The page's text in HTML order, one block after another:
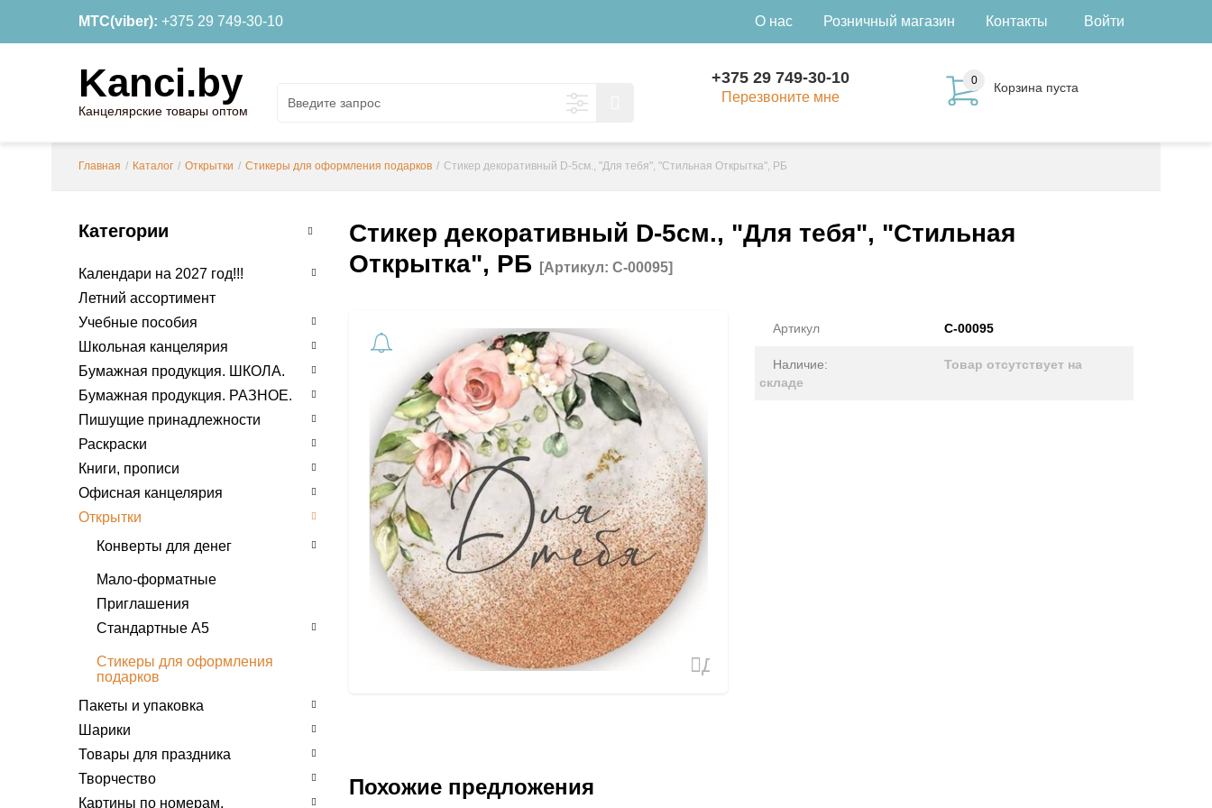
МТС(viber): +375 29 749-30-10 Войти
О нас Розничный магазин Контакты
Kanci.by
Канцелярские товары оптом
0 Корзина пуста
+375 29 749-30-10
Перезвоните мне
Главная / Каталог / Открытки / Стикеры для оформления подарков / Стикер декоративный D-5см., "Для тебя", "Стильная Открытка", РБ
Категории
Календари на 2027 год!!!
Летний ассортимент
Учебные пособия
Школьная канцелярия
Бумажная продукция. ШКОЛА.
Бумажная продукция. РАЗНОЕ.
Пишущие принадлежности
Раскраски
Книги, прописи
Офисная канцелярия
Открытки
Конверты для денег
Денежные топперы
День рождения
Поздравляем, Поздравляю
Рождение ребенка,
крестины
Ручная работа
Свадьба
Юбилей
Мало-форматные
Приглашения
Стандартные А5
День рождения
Поздравляем, Поздравляю
Разное
Ручная работа
Свадьба
Юбилей
Стикеры для оформления
подарков
Пакеты и упаковка
Шарики
Товары для праздника
Творчество
Картины по номерам.
Стикер декоративный D-5см., "Для тебя", "Стильная
Открытка", РБ
[Артикул: С-00095]
Добавить
Артикул С-00095
Наличие:
Товар отсутствует на
складе
Похожие предложения